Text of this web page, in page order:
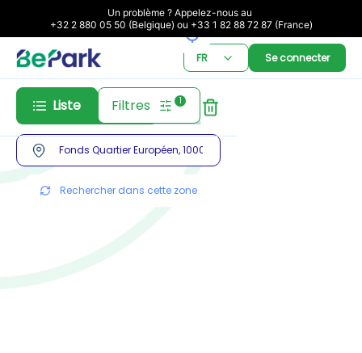
Un problème ? Appelez-nous au
+32 2 880 05 50 (Belgique) ou +33 1 82 88 72 87 (France)
FR Se connecter
Abonnement Réservation
Rechercher dans cette zone
Liste Filtres 1